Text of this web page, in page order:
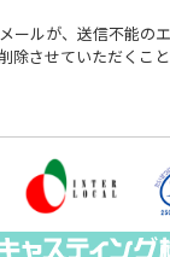
ールが、送信不能の
除させていただくこ